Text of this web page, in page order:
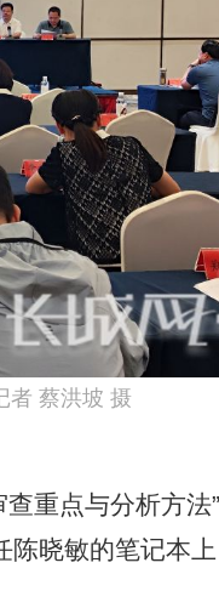
者 蔡洪坡 摄
重点与分析方法
晓敏的笔记本